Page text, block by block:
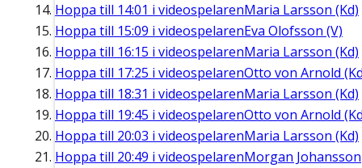
Hoppa till 14:01 i videospelarenMaria Larsson (Kd)
Hoppa till 15:09 i videospelarenEva Olofsson (V)
Hoppa till 16:15 i videospelarenMaria Larsson (Kd)
Hoppa till 17:25 i videospelarenOtto von Arnold
Hoppa till 18:31 i videospelarenMaria Larsson (Kd)
Hoppa till 19:45 i videospelarenOtto von Arnold
Hoppa till 20:03 i videospelarenMaria Larsson (Kd)
Hoppa till 20:49 i videospelarenMorgan Johansson